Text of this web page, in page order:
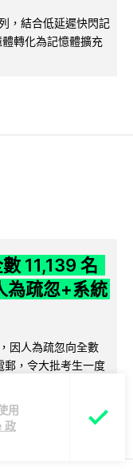
用
政
，結合低延遲快閃記
轉化為記憶體擴充
11,139 名
為疏忽+系統
因人為疏忽向全數
，令大批考生一度